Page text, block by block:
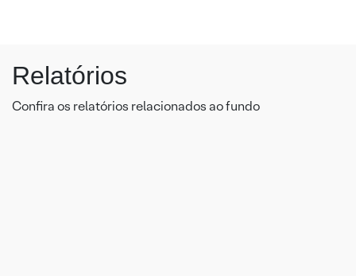
Relatórios
Confira os relatórios relacionados ao fundo